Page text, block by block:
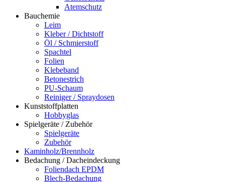
Atemschutz
Bauchemie
Leim
Kleber / Dichtstoff
Öl / Schmierstoff
Spachtel
Folien
Klebeband
Betonestrich
PU-Schaum
Reiniger / Spraydosen
Kunststoffplatten
Hobbyglas
Spielgeräte / Zubehör
Spielgeräte
Zubehör
Kaminholz/Brennholz
Bedachung / Dacheindeckung
Foliendach EPDM
Blech-Bedachung